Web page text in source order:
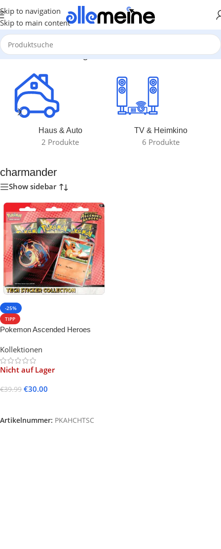
Skip to navigation
Skip to main content
Start/Produkte verschlagwortet mit „charmander“
Haus & Auto
2 Produkte
TV & Heimkino
6 Produkte
charmander
Show sidebar
-25%
TIPP
Pokemon Ascended Heroes
Collection
Kollektionen
Nicht auf Lager
€39.99 €30.00
Artikelnummer: PKAHCHTSC